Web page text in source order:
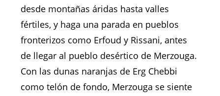
desde montañas áridas hasta valles
fértiles, y haga una parada en pueblos
fronterizos como Erfoud y Rissani, antes
de llegar al pueblo desértico de Merzouga.
Con las dunas naranjas de Erg Chebbi
como telón de fondo, Merzouga se siente